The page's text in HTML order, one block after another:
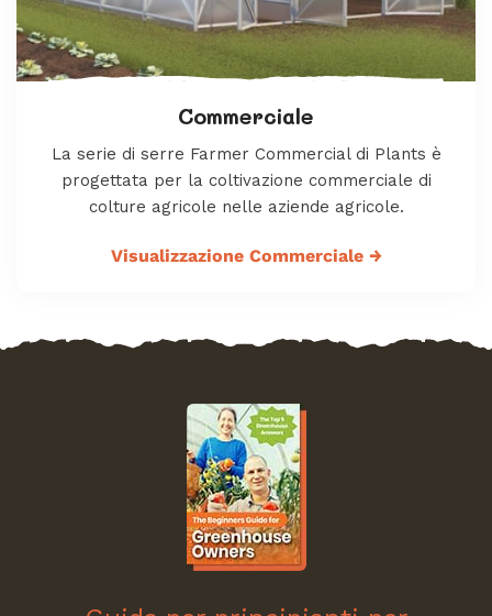
Commerciale
La serie di serre Farmer Commercial di Plants è
progettata per la coltivazione commerciale di
colture agricole nelle aziende agricole.
Visualizzazione Commerciale →